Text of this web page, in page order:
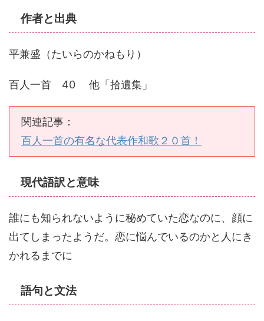
作者と出典
平兼盛（たいらのかねもり）
百人一首 40 他「拾遺集」
関連記事：
百人一首の有名な代表作和歌２０首！
現代語訳と意味
誰にも知られないように秘めていた恋なのに、顔に
出てしまったようだ。恋に悩んでいるのかと人にき
かれるまでに
語句と文法